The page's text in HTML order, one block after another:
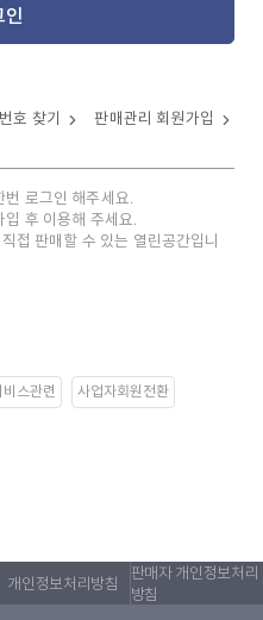
인
호 찾기 판매관리 회원가입
번 로그인 해주세요.
입 후 이용해 주세요.
접 판매할 수 있는 열린공간입니
비스관련 사업자회원전환
개인정보처리방침
판매자 개인정보처리
방침